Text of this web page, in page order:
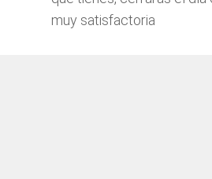
muy satisfactoria